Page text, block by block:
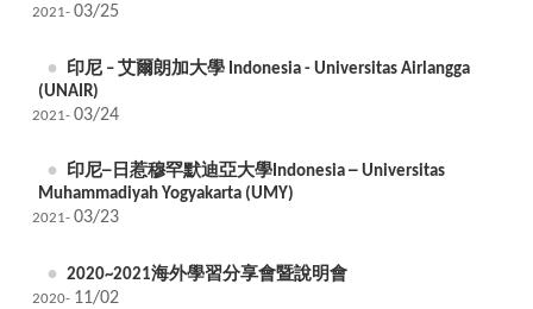
2021- 03/25
印尼 – 艾爾朗加大學 Indonesia - Universitas Airlangga
(UNAIR)
2021- 03/24
印尼─日惹穆罕默迪亞大學Indonesia ─ Universitas
Muhammadiyah Yogyakarta (UMY)
2021- 03/23
2020~2021海外學習分享會暨說明會
2020- 11/02